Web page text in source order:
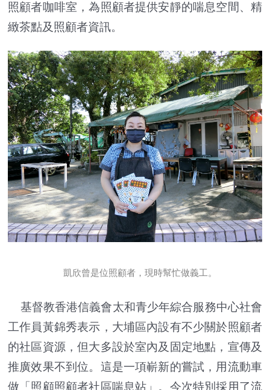
照顧者咖啡室，為照顧者提供安靜的喘息空間、精
緻茶點及照顧者資訊。
凱欣曾是位照顧者，現時幫忙做義工。
基督教香港信義會太和青少年綜合服務中心社會
工作員黃錦秀表示，大埔區內設有不少關於照顧者
的社區資源，但大多設於室內及固定地點，宣傳及
推廣效果不到位。這是一項嶄新的嘗試，用流動車
做「照顧照顧者社區喘息站」。今次特別採用了流